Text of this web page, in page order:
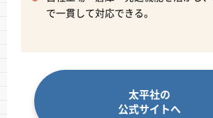
で一貫して対応できる。
太平社の
公式サイトへ